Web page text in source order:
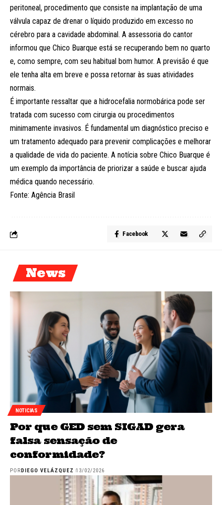
peritoneal, procedimento que consiste na implantação de uma
válvula capaz de drenar o líquido produzido em excesso no
cérebro para a cavidade abdominal. A assessoria do cantor
informou que Chico Buarque está se recuperando bem no quarto
e, como sempre, com seu habitual bom humor. A previsão é que
ele tenha alta em breve e possa retornar às suas atividades
normais.
É importante ressaltar que a hidrocefalia normobárica pode ser
tratada com sucesso com cirurgia ou procedimentos
minimamente invasivos. É fundamental um diagnóstico preciso e
um tratamento adequado para prevenir complicações e melhorar
a qualidade de vida do paciente. A notícia sobre Chico Buarque é
um exemplo da importância de priorizar a saúde e buscar ajuda
médica quando necessário.
Fonte: Agência Brasil
Facebook
News
NOTICIAS
Por que GED sem SIGAD gera
falsa sensação de
conformidade?
POR DIEGO VELÁZQUEZ 13/02/2026